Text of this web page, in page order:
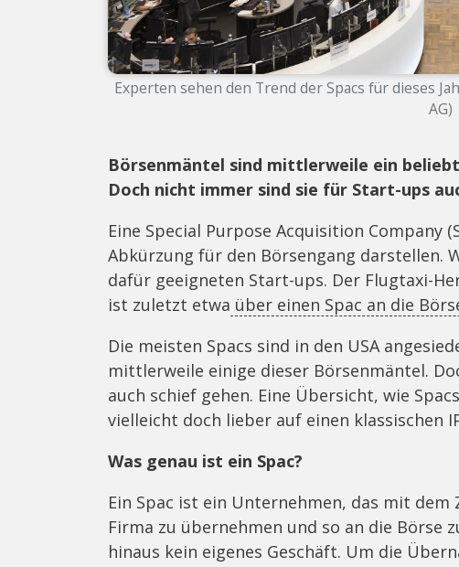
Experten sehen den Trend der Spacs für dieses
AG)
Börsenmäntel sind mittlerweile ein
Doch nicht immer sind sie für Start-ups
Eine Special Purpose Acquisition Company
Abkürzung für den Börsengang darstellen.
dafür geeigneten Start-ups. Der Flugtaxi-
ist zuletzt etwa über einen Spac an die
Die meisten Spacs sind in den USA
mittlerweile einige dieser Börsenmäntel.
auch schief gehen. Eine Übersicht, wie
vielleicht doch lieber auf einen klassischen
Was genau ist ein Spac?
Ein Spac ist ein Unternehmen, das mit
Firma zu übernehmen und so an die Börse
hinaus kein eigenes Geschäft. Um die